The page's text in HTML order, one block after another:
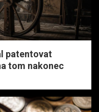
patentovat
tom nakonec